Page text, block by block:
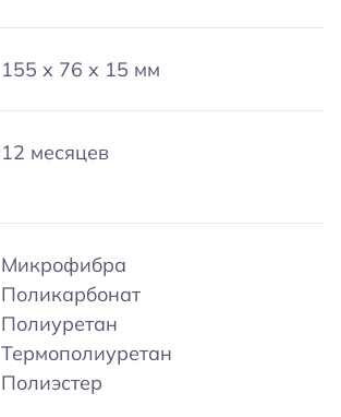
155 х 76 х 15 мм
12 месяцев
Микрофибра
Поликарбонат
Полиуретан
Термополиуретан
Полиэстер